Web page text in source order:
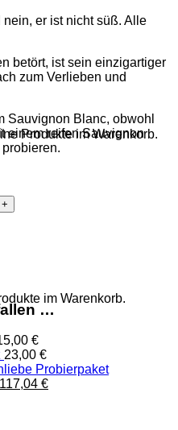
Produkte im Warenkorb.
im Warenkorb.
er ist nicht süß. Alle
betört, ist sein einzigartiger
zum Verlieben und
Sauvignon Blanc, obwohl
einem reifen Sauvignon
…
€
23,00 €
Probierpaket
Ursprünglicher
117,04 €Aktueller